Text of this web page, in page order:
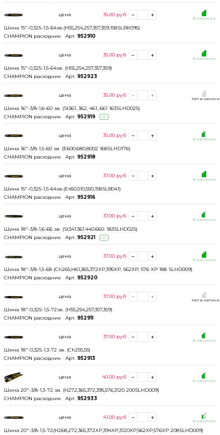
Шина 15"-0,325-1,5-64зв.(H55,254,257,357,359,158SLBK095)
CHAMPION расходник
Арт. 952910
В наличии
цена 35.00 руб
Шина 15"-0,325-1,5-64зв. (Н55,254,257,357,359)
CHAMPION расходник
Арт. 952923
В наличии
цена 35.00 руб
Шина 16"-3/8-1,6-60 зв. (St361, 362, 461, 661 163SLHD025)
CHAMPION расходник
Арт. 952919 Хит
Нет в
цена 35.00 руб
Шина 16"-3/8-1,5-60 зв. (E600,680,8002 168SLHD176)
CHAMPION расходник
Арт. 952918
В наличии
цена 35.00 руб
Шина 15"-0,325-1,5-64зв.(Е450,510,550,158SLB041)
CHAMPION расходник
Арт. 952916
В наличии
цена 37.00 руб
Шина 18"-3/8-1,6-66 зв. (St341.361.440.660. 183SLHD025)
CHAMPION расходник
Арт. 952921 Хит
В наличии
цена 37.00 руб
Шина 18"-3/8-1,5-68 (Ch265;Н61,365,372XP,395XP, 562XP, 576 XP 188 SLHD009)
CHAMPION расходник
Арт. 952920
В наличии
цена 37.00 руб
Шина 18"-0,325-1,5-72зв. (H55,254,257,357,359)
CHAMPION расходник
Арт. 952911
Нет в
цена 37.00 руб
Шина 18"-0,325-1,3-72 зв. (Ch255,55)
CHAMPION расходник
Арт. 952913
В наличии
цена 37.00 руб
Шина 20"-3/8-1,3-72 зв. (H272,365,372,395,576,3120 200SLHD009)
CHAMPION расходник
Арт. 952933
В наличии
цена 40.00 руб
Шина 20"-3/8-1,5-72(H268,272,365,372XP,394XP,3120XP,562XP,576XP 208SLHD009)
В наличии
цена 41.00 руб